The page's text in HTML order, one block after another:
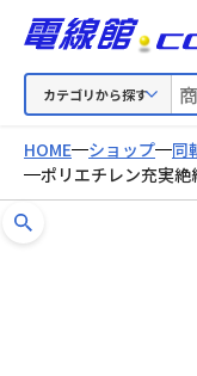
カテゴリから探す
HOME ショップ
同
ポリエチレン充実絶